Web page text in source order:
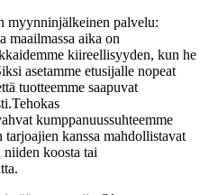
myynninjälkeinen palvelu:
maailmassa aika on
kiireellisyyden, kun he
asetamme etusijalle nopeat
tuotteemme saapuvat
kumppanuussuhteemme
kanssa mahdollistavat
niiden koosta tai